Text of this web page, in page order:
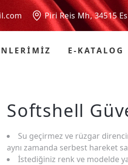
Piri Reis Mh, 34515
E-KATALOG
Softshell
Su geçirmez ve rüzgar
aynı zamanda serbest hareket
İstediğiniz renk ve modelde